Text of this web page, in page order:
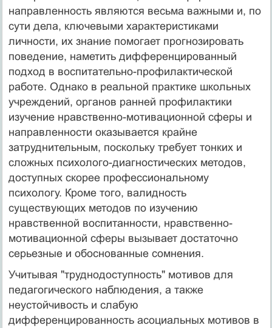
направленность являются весьма важными и, по
сути дела, ключевыми характеристиками
личности, их знание помогает прогнозировать
поведение, наметить дифференцированный
подход в воспитательно-профилактической
работе. Однако в реальной практике школьных
учреждений, органов ранней профилактики
изучение нравственно-мотивационной сферы и
направленности оказывается крайне
затруднительным, поскольку требует тонких и
сложных психолого-диагностических методов,
доступных скорее профессиональному
психологу. Кроме того, валидность
существующих методов по изучению
нравственной воспитанности, нравственно-
мотивационной сферы вызывает достаточно
серьезные и обоснованные сомнения.
Учитывая "труднодоступность" мотивов для
педагогического наблюдения, а также
неустойчивость и слабую
дифференцированность асоциальных мотивов в